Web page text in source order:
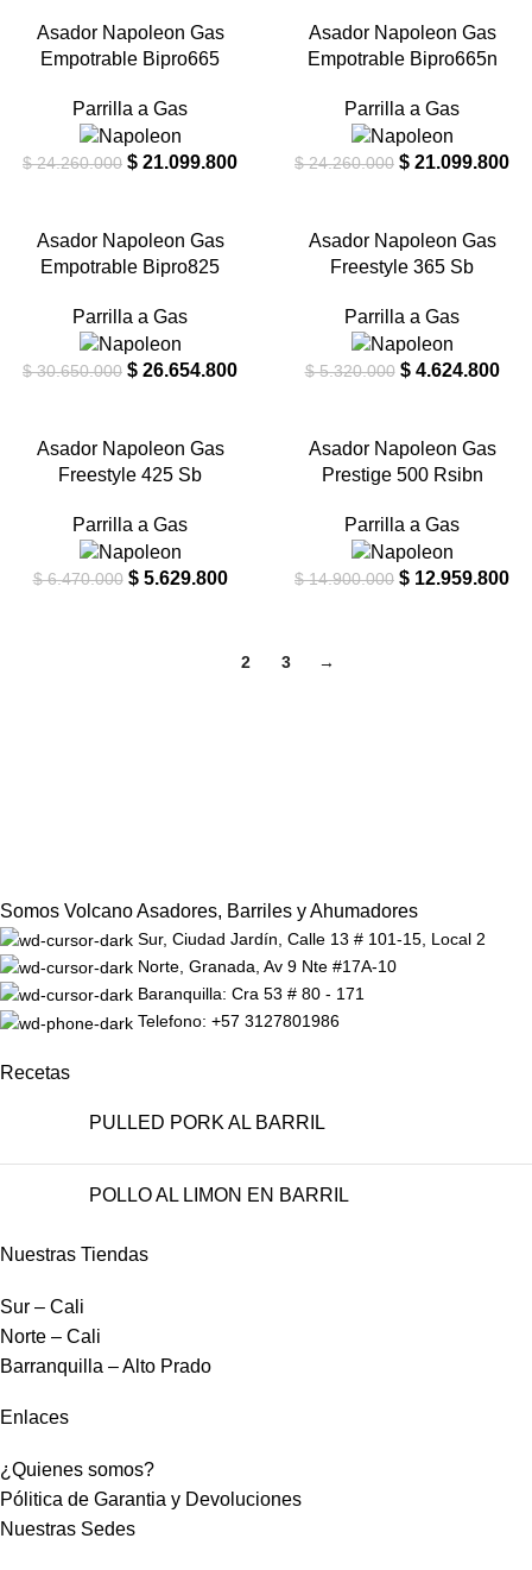
Asador Napoleon Gas
Empotrable Bipro665
Parrilla a Gas
$24.260.000 $ 21.099.800
AGOTA
Asador Napoleon Gas
Empotrable Bipro665n
Parrilla a Gas
$24.260.000 $ 21.099.800
AGOTA
Asador Napoleon Gas
Empotrable Bipro825
Parrilla a Gas
$30.650.000 $ 26.654.800
Asador Napoleon Gas
Freestyle 365 Sb
Parrilla a Gas
$5.320.000 $4.624.800
Asador Napoleon Gas
Freestyle 425 Sb
Parrilla a Gas
$6.470.000 $5.629.800
Asador Napoleon Gas
Prestige 500 Rsibn
Parrilla a Gas
$14.900.000 $ 12.959.800
2 3 →
Somos Volcano Asadores, Barriles y Ahumadores
Sur, Ciudad Jardín, Calle 13 # 101-15, Local 2
Norte, Granada, Av 9 Nte #17A-10
Baranquilla: Cra 53 # 80 - 171
Telefono: +57 3127801986
Recetas
PULLED PORK AL BARRIL
POLLO AL LIMON EN BARRIL
Nuestras Tiendas
Sur – Cali
Norte – Cali
Barranquilla – Alto Prado
Enlaces
¿Quienes somos?
Pólitica de Garantia y Devoluciones
Nuestras Sedes